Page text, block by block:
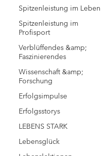
Spitzenleistung im Leben
Spitzenleistung im
Profisport
Verblüffendes &amp;
Faszinierendes
Wissenschaft &amp;
Forschung
Erfolgsimpulse
Erfolgsstorys
LEBENS STARK
Lebensglück